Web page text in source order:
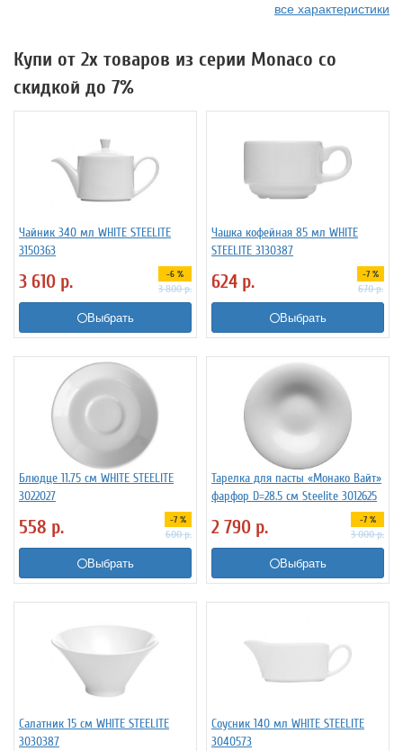
все характеристики
Купи от 2х товаров из серии Monaco со
скидкой до 7%
Чайник 340 мл WHITE STEELITE
3150363
3 610 р. -6 %
3 800р.
Выбрать
Чашка кофейная 85 мл WHITE
STEELITE 3130387
624 р. -7 %
670р.
Выбрать
Блюдце 11.75 см WHITE STEELITE
3022027
558 р. -7 %
600р.
Выбрать
Тарелка для пасты «Монако Вайт»
фарфор D=28.5 см Steelite 3012625
2 790 р. -7 %
3 000р.
Выбрать
Салатник 15 см WHITE STEELITE
3030387
Соусник 140 мл WHITE STEELITE
3040573